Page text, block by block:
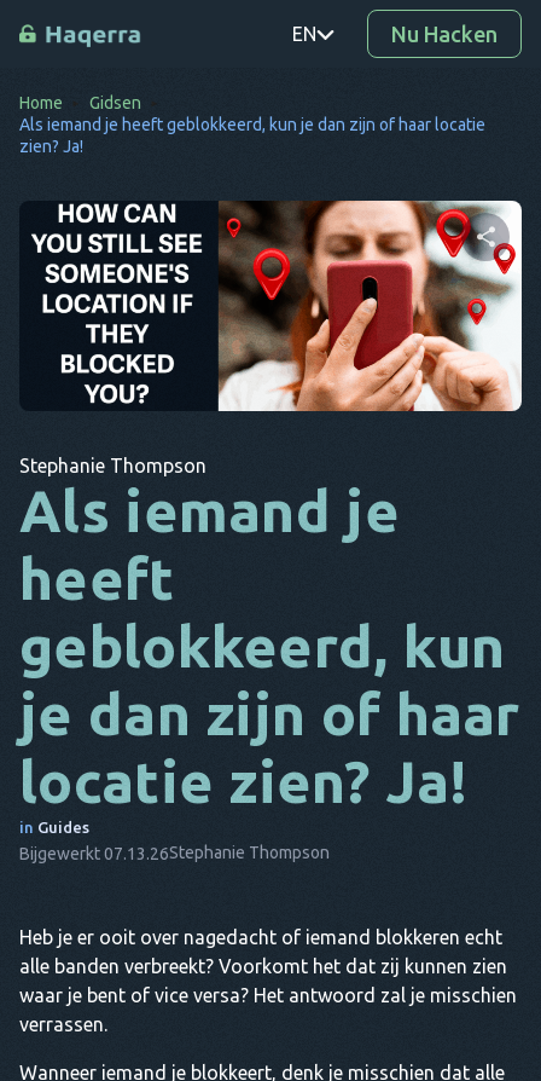
EN
PT
RO
DE
SV
KO
EL
BG
CS
FR
NL
PT
Nu Hacken
Home
Gidsen
Als iemand je heeft geblokkeerd, kun je dan zijn of haar locatie
zien? Ja!
Deel dit artikel
Twitter Facebook Link kopiëren
Stephanie Thompson
Als iemand je
heeft
geblokkeerd, kun
je dan zijn of haar
locatie zien? Ja!
in Guides
Bijgewerkt 07.13.26Stephanie Thompson
Heb je er ooit over nagedacht of iemand blokkeren echt
alle banden verbreekt? Voorkomt het dat zij kunnen zien
waar je bent of vice versa? Het antwoord zal je misschien
verrassen.
Wanneer iemand je blokkeert, denk je misschien dat alle